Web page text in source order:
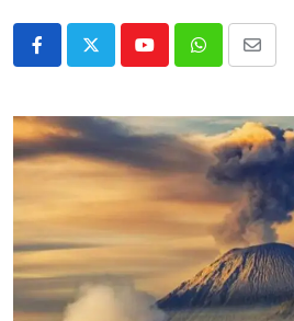
YoutubeWhatsappShare
Email